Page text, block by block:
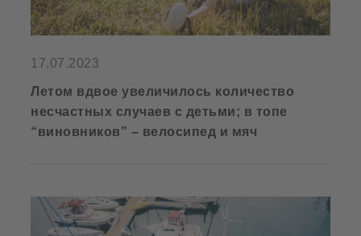
17.07.2023
Летом вдвое увеличилось количество
несчастных случаев с детьми; в топе
“виновников” – велосипед и мяч